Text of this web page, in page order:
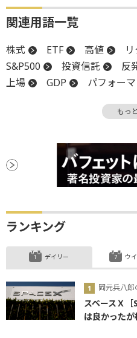
関連用語一覧
株式 ETF 高値
S&P500
投資信託 反
上場
GDP パフォー
もっ
ランキング
デイリー
岡元兵八
スペースＸ
は良かった
ウ